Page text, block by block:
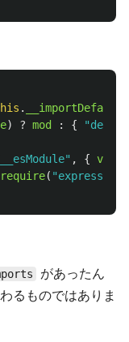
. __importDefault
) ? mod : { "
__esModule" , { value
require( "express
があったん
るものではありま